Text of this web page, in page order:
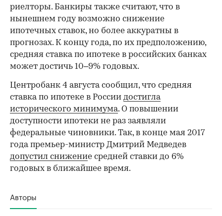
риелторы. Банкиры также считают, что в
нынешнем году возможно снижение
ипотечных ставок, но более аккуратны в
прогнозах. К концу года, по их предположению,
средняя ставка по ипотеке в российских банках
может достичь 10–9% годовых.
Центробанк 4 августа сообщил, что средняя
ставка по ипотеке в России достигла
исторического минимума. О повышении
доступности ипотеки не раз заявляли
федеральные чиновники. Так, в конце мая 2017
года премьер-министр Дмитрий Медведев
допустил снижение средней ставки до 6%
годовых в ближайшее время.
Авторы